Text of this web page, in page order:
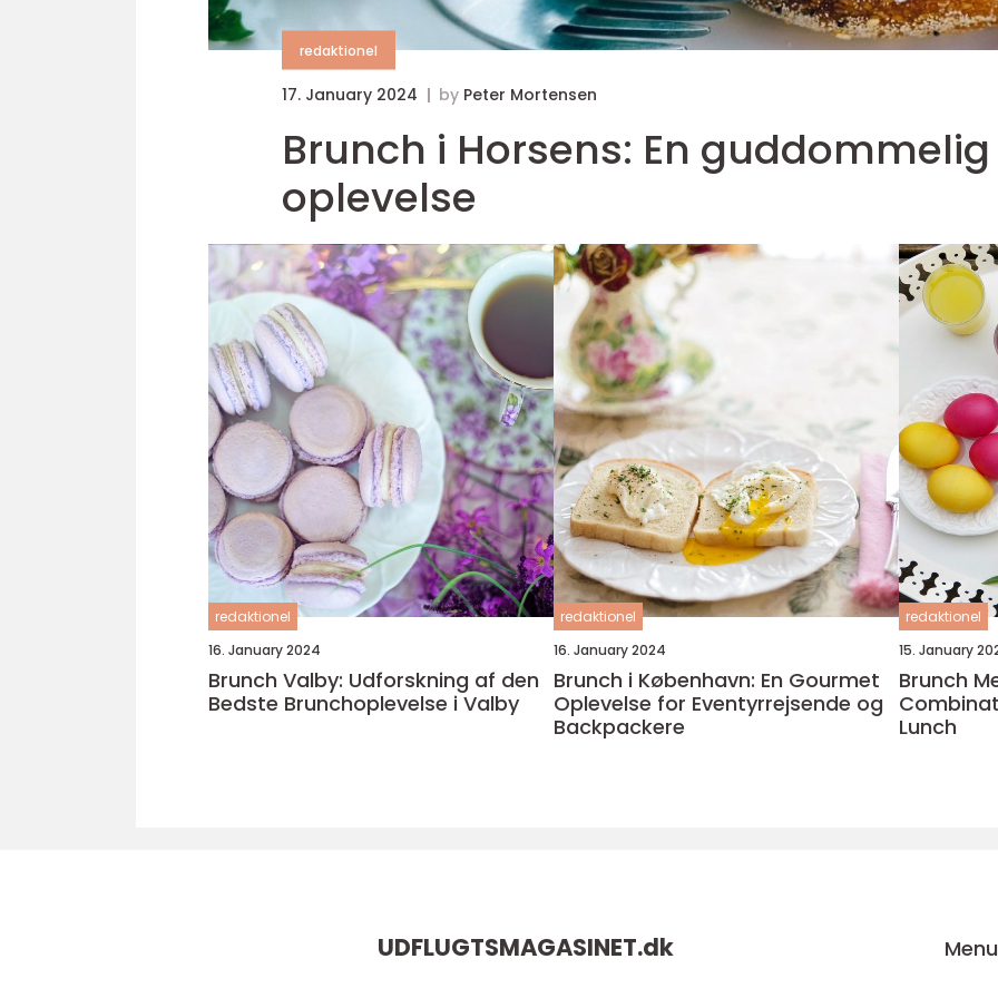
redaktionel
17. January 2024 by Peter Mortensen
Brunch i Horsens: En
oplevelse
redaktionel
16. January 2024
Brunch Valby: Udforskning af den
Bedste Brunchoplevelse i Valby
redaktionel
16. January 2024
Brunch i København: En Gourmet
Oplevelse for Eventyrrejsende og
Backpackere
redaktionel
15. January
Brunch
Lunch
UDFLUGTSMAGASINET.dk Menu